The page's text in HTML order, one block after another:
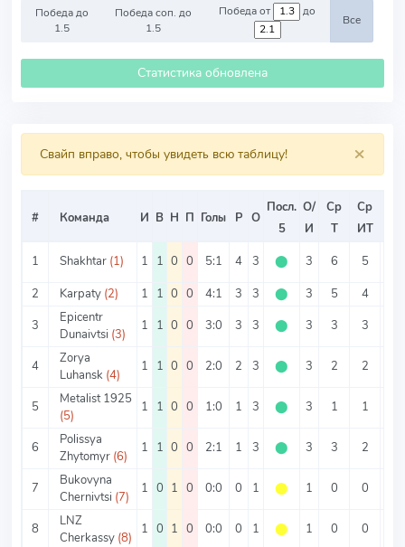
Победа до
1.5
Победа соп. до
1.5
Победа от до
Все
Статистика обновлена
×
Свайп вправо, чтобы увидеть всю таблицу!
# Команда И В Н П Голы Р О
Посл.
5
О/
И
Ср
Т
Ср
ИТ
1
Shakhtar (1) 1 1 0 0 5:1 4 3 ⬤ 3 6 5
2
Karpaty (2) 1 1 0 0 4:1 3 3 ⬤ 3 5 4
3
Epicentr
Dunaivtsi (3)
1 1 0 0 3:0 3 3 ⬤ 3 3 3
4
Zorya
Luhansk (4)
1 1 0 0 2:0 2 3 ⬤ 3 2 2
5
Metalist 1925
(5)
1 1 0 0 1:0 1 3 ⬤ 3 1 1
6
Polissya
Zhytomyr (6)
1 1 0 0 2:1 1 3 ⬤ 3 3 2
7
Bukovyna
Chernivtsi (7)
1 0 1 0 0:0 0 1 ⬤ 1 0 0
8
LNZ
Cherkassy (8)
1 0 1 0 0:0 0 1 ⬤ 1 0 0